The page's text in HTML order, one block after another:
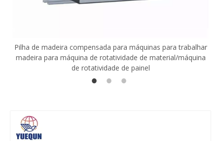
Pilha de madeira compensada para máquinas para trabalhar
madeira para máquina de rotatividade de material/máquina
de rotatividade de painel